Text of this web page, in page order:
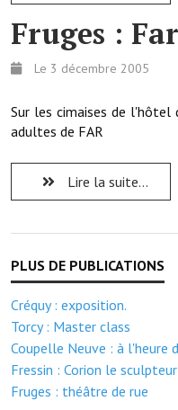
Note de synthèse
Projets et travaux en cours
Procès verbaux des
Communication
Le bulletin municipal :
Toutes les publications
Le village dans
Communauté de
Autres groupements
Fruges :
Le 3 décembre 2005
Sur les cimaises de
adultes de FAR
Lire la suite...
Créquy : exposition.
Torcy : Master class
Coupelle Neuve : à l'heure
Fressin : Corion le
Fruges : théâtre de rue